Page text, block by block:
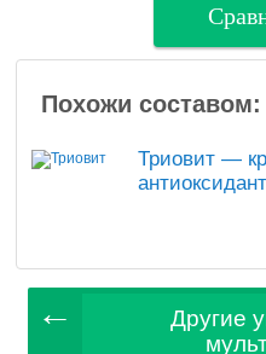
Похожи составом:
Триовит —
Другие